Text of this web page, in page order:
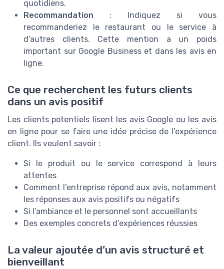
quotidiens.
Recommandation : Indiquez si vous
recommanderiez le restaurant ou le service à
d’autres clients. Cette mention a un poids
important sur Google Business et dans les avis en
ligne.
Ce que recherchent les futurs clients
dans un avis positif
Les clients potentiels lisent les avis Google ou les avis
en ligne pour se faire une idée précise de l’expérience
client. Ils veulent savoir :
Si le produit ou le service correspond à leurs
attentes
Comment l’entreprise répond aux avis, notamment
les réponses aux avis positifs ou négatifs
Si l’ambiance et le personnel sont accueillants
Des exemples concrets d’expériences réussies
La valeur ajoutée d’un avis structuré et
bienveillant